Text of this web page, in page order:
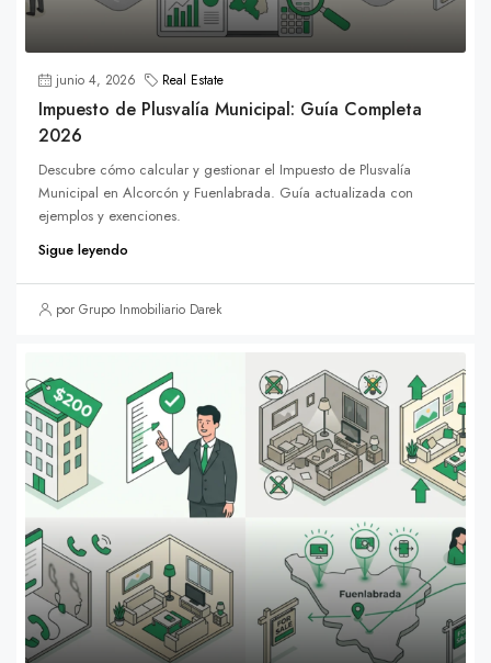
junio 4, 2026 Real Estate
Impuesto de Plusvalía Municipal: Guía Completa
2026
Descubre cómo calcular y gestionar el Impuesto de Plusvalía
Municipal en Alcorcón y Fuenlabrada. Guía actualizada con
ejemplos y exenciones.
Sigue leyendo
por Grupo Inmobiliario Darek